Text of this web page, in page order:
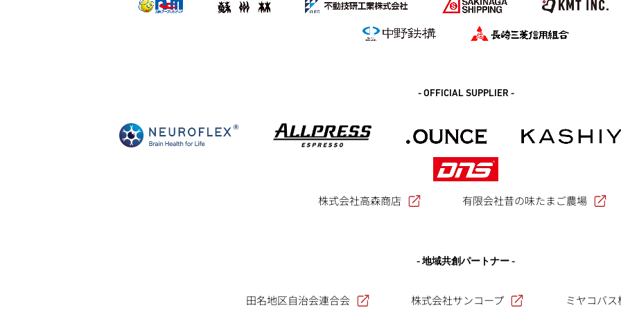
- OFFICIAL SUPPLIER -
株式会社高森商店 有限会社昔の味たまご農場
- 地域共創パートナー -
田名地区自治会連合会 株式会社サンコープ ミヤコバ